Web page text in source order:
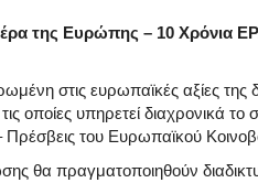
της Ευρώπης – 10 Χρόνια
στις ευρωπαϊκές αξίες της
τις οποίες υπηρετεί διαχρονικά
του Ευρωπαϊκού
θα πραγματοποιηθούν